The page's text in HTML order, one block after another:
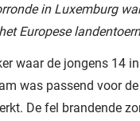
in Luxemburg
Europese
waar de jongens 14
was passend voor
De fel brandende